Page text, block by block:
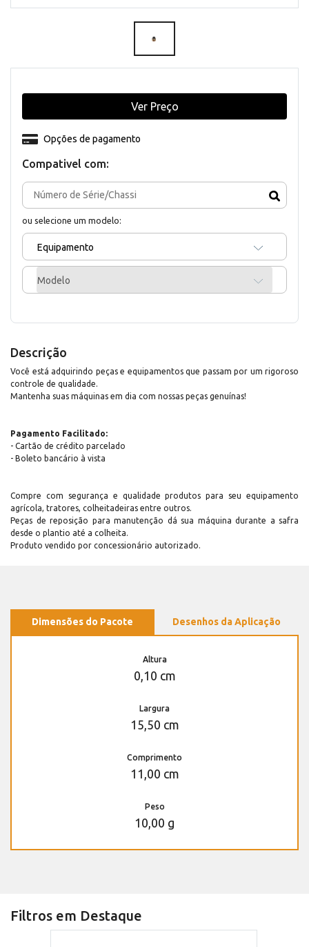
Compativel com:
ou selecione um modelo:
Equipamento
Modelo
Opções de pagamento
Ver Preço
Descrição
Você está adquirindo peças e equipamentos que passam por um rigoroso
controle de qualidade.
Mantenha suas máquinas em dia com nossas peças genuínas!
Pagamento Facilitado:
- Cartão de crédito parcelado
- Boleto bancário à vista
Compre com segurança e qualidade produtos para seu equipamento
agrícola, tratores, colheitadeiras entre outros.
Peças de reposição para manutenção dá sua máquina durante a safra
desde o plantio até a colheita.
Produto vendido por concessionário autorizado.
Dimensões do Pacote Desenhos da Aplicação
Altura
0,10 cm
Largura
15,50 cm
Comprimento
11,00 cm
Peso
10,00 g
Filtros em Destaque